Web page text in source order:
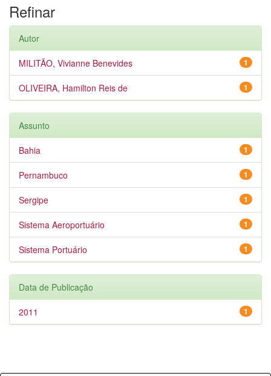
Refinar
Autor
1
MILITÃO, Vivianne Benevides
1
OLIVEIRA, Hamilton Reis de
Assunto
1
Bahia
1
Pernambuco
1
Sergipe
1
Sistema Aeroportuário
1
Sistema Portuário
Data de Publicação
1
2011